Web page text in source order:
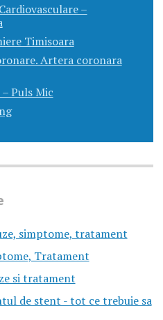
–
Timisoara
Artera coronara
Puls Mic
simptome, tratament
Tratament
si tratament
de stent - tot ce trebuie sa